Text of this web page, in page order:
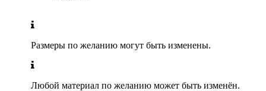
Размеры по желанию могут быть изменены.
Любой материал по желанию может быть изменён.